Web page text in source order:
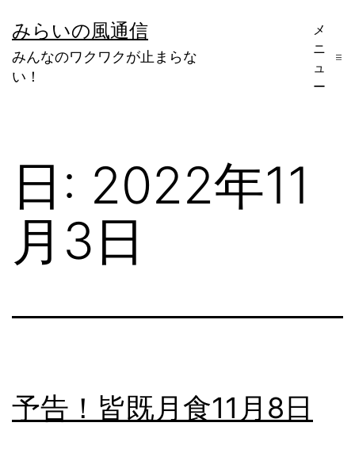
ン
テ
みらいの風通信
みんなのワクワクが止まらな
い！
メ
ニ
ュ
ー
日: 2022年11
月3日
予告！皆既月食11月8日